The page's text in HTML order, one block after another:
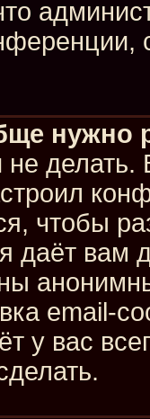
нужно
делать.
чтобы
даёт вам
email-
у вас